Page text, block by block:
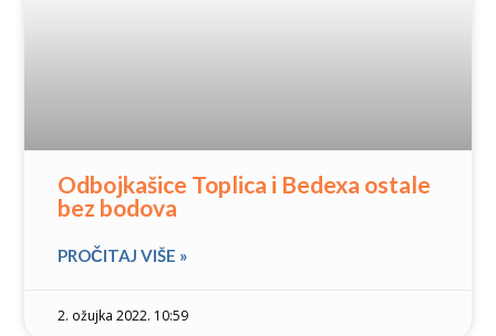
Odbojkašice Toplica i Bedexa ostale
bez bodova
PROČITAJ VIŠE »
2. ožujka 2022. 10:59